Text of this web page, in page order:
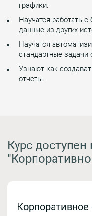
графики.
Научатся работать
данные из других
Научатся
стандартные
Узнают как
отчеты.
Курс
Корпоративное